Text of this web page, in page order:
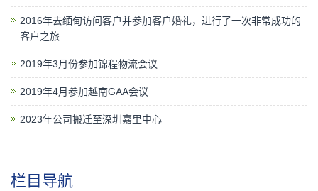
2016年去缅甸访问客户并参加客户婚礼，进行了一次非常成功的
客户之旅
2019年3月份参加锦程物流会议
2019年4月参加越南GAA会议
2023年公司搬迁至深圳嘉里中心
栏目导航